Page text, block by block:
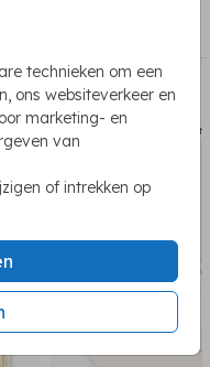
technieken om een
ons websiteverkeer en
marketing- en
van
of intrekken op